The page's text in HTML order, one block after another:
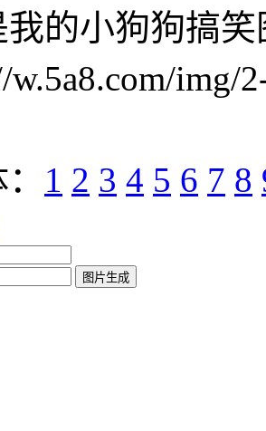
我的小狗狗搞
w.5a8.com/img/
1 2 3 4 5 6 7 8